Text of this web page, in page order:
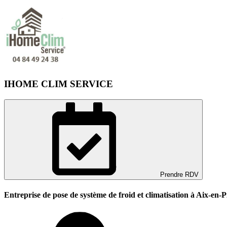
IHOME CLIM SERVICE
Prendre RDV
Entreprise de pose de système de froid et climatisation à Aix-en-